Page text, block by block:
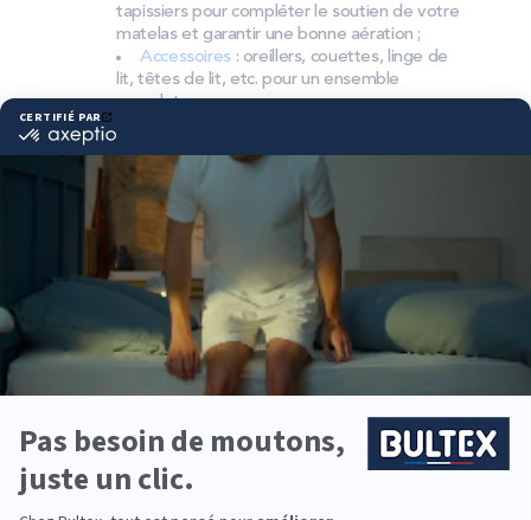
tapissiers pour compléter le soutien de votre
matelas et garantir une bonne aération ;
Accessoires: oreillers, couettes, linge de
lit, têtes de lit, etc. pour un ensemble
complet.
Pourquoi choisir Bultex
comme literie ?
Bultex est la marque de literie la plus détenue par
les Français*. Un savoir‑faire reconnu et des
mousses techniques développées en interne
garantissent des performances régulières dans le
Plusieurs fermetés sont proposées pour s’adapter
à vos préférences. En associant le bon sommier,
vous optimisez le soutien, la stabilité et l’aération
de votre couchage.
Pour équiper toute la famille, vous trouverez des
solutions pour la chambre parentale, les enfants,
les ados et la chambre d’appoint. Des dimensions
et conforts pensés pour chaque usage.